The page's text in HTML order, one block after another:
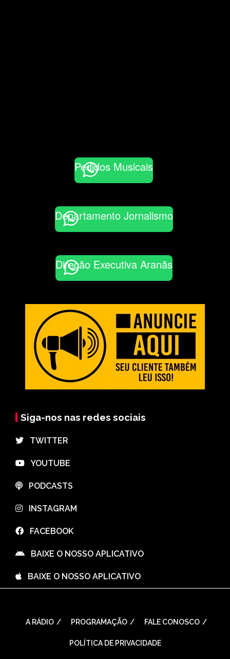
Pedidos Musicais
Departamento Jornalismo
Direção Executiva Aranãs
Siga-nos nas redes sociais
⠀TWITTER
⠀YOUTUBE
⠀PODCASTS
⠀INSTAGRAM
⠀FACEBOOK
⠀BAIXE O NOSSO APLICATIVO
⠀BAIXE O NOSSO APLICATIVO
A RÁDIO PROGRAMAÇÃO FALE CONOSCO
POLÍTICA DE PRIVACIDADE